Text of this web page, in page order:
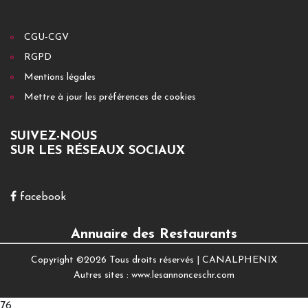
CGU-CGV
RGPD
Mentions légales
Mettre à jour les préférences de cookies
SUIVEZ-NOUS
SUR LES RÉSEAUX SOCIAUX
facebook
Annuaire des Restaurants
Copyright ©2026 Tous droits réservés | CANALPHENIX
Autres sites : www.lesannonceschr.com
76